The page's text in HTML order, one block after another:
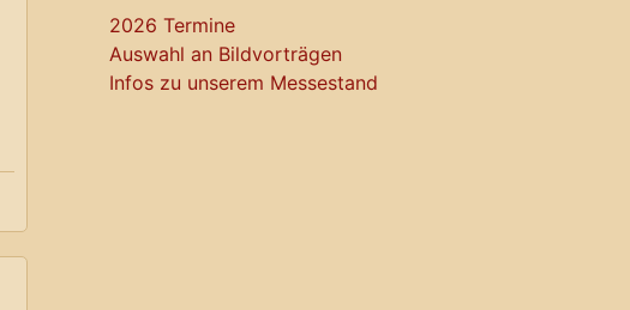
2026 Termine
Auswahl an Bildvorträgen
Infos zu unserem Messestand